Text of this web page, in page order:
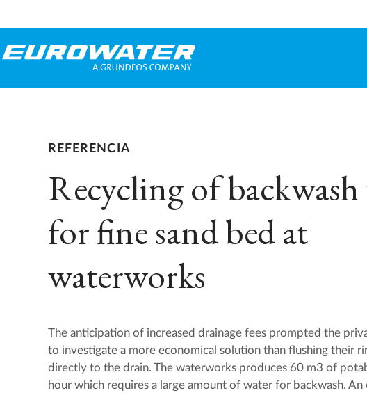
REFERENCIA
Recycling of
for fine sand bed at
waterworks
The anticipation of increased drainage fees prompted the
to investigate a more economical solution than flushing their
directly to the drain. The waterworks produces 60 m3 of
hour which requires a large amount of water for backwash. An